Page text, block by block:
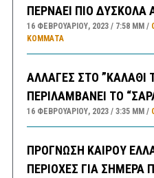
ΠΕΡΝΑΕΙ ΠΙΟ ΔΥΣΚΟΛΑ
16 ΦΕΒΡΟΥΑΡΊΟΥ, 2023 7:58 ΜΜ
ΚΌΜΜΑΤΑ
ΑΛΛΑΓΕΣ ΣΤΟ ”ΚΑΛΑΘΙ
ΠΕΡΙΛΑΜΒΑΝΕΙ ΤΟ
16 ΦΕΒΡΟΥΑΡΊΟΥ, 2023 3:35 ΜΜ
ΠΡΟΓΝΩΣΗ ΚΑΙΡΟΥ
ΠΕΡΙΟΧΕΣ ΓΙΑ ΣΗΜΕΡΑ